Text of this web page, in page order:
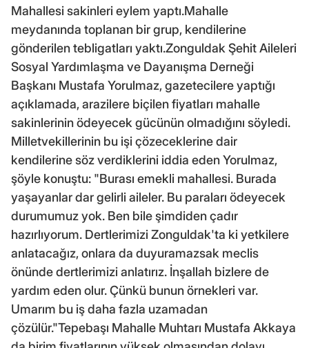
Mahallesi sakinleri eylem yaptı.Mahalle
meydanında toplanan bir grup, kendilerine
gönderilen tebligatları yaktı.Zonguldak Şehit Aileleri
Sosyal Yardımlaşma ve Dayanışma Derneği
Başkanı Mustafa Yorulmaz, gazetecilere yaptığı
açıklamada, arazilere biçilen fiyatları mahalle
sakinlerinin ödeyecek gücünün olmadığını söyledi.
Milletvekillerinin bu işi çözeceklerine dair
kendilerine söz verdiklerini iddia eden Yorulmaz,
şöyle konuştu: "Burası emekli mahallesi. Burada
yaşayanlar dar gelirli aileler. Bu paraları ödeyecek
durumumuz yok. Ben bile şimdiden çadır
hazırlıyorum. Dertlerimizi Zonguldak'ta ki yetkilere
anlatacağız, onlara da duyuramazsak meclis
önünde dertlerimizi anlatırız. İnşallah bizlere de
yardım eden olur. Çünkü bunun örnekleri var.
Umarım bu iş daha fazla uzamadan
çözülür."Tepebaşı Mahalle Muhtarı Mustafa Akkaya